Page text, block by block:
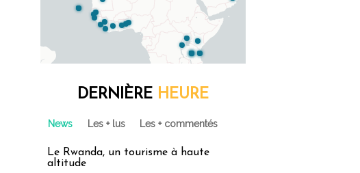
DERNIÈRE HEURE
News Les + lus Les + commentés
Le Rwanda, un tourisme à haute
altitude